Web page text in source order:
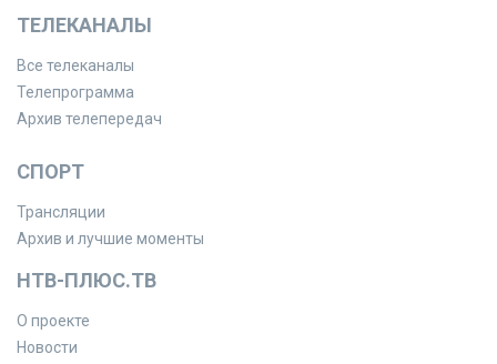
ТЕЛЕКАНАЛЫ
Все телеканалы
Телепрограмма
Архив телепередач
СПОРТ
Трансляции
Архив и лучшие моменты
НТВ-ПЛЮС.ТВ
О проекте
Новости